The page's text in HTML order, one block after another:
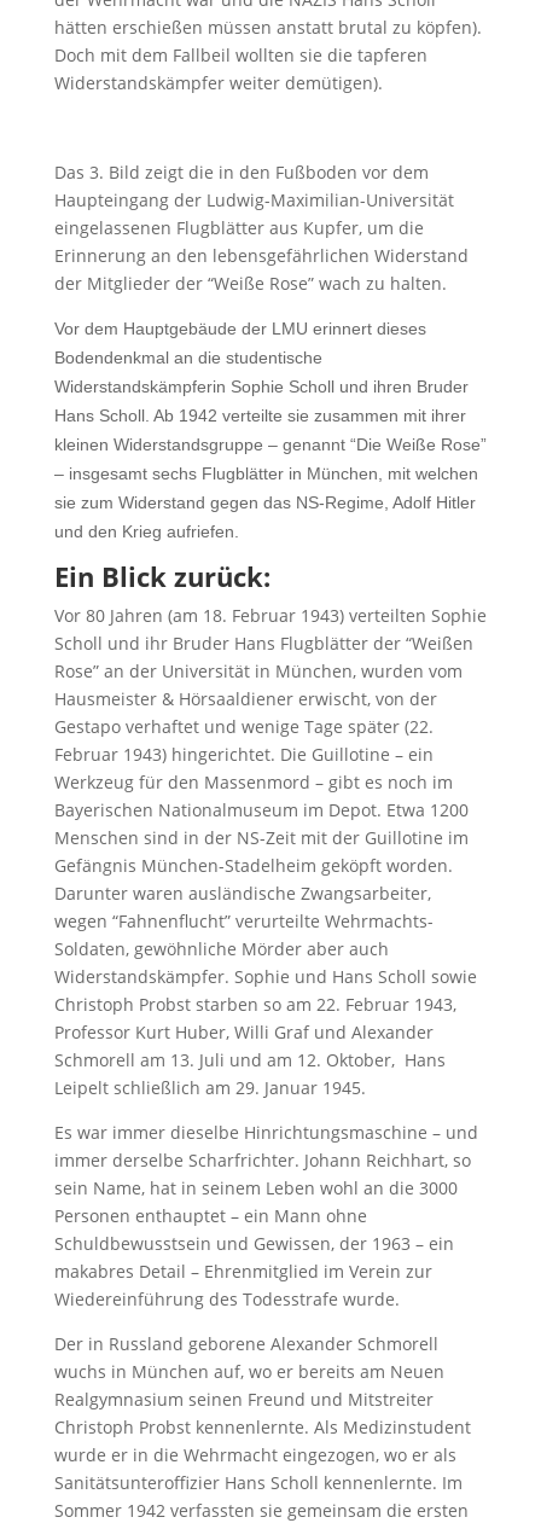
hätten erschießen müssen anstatt brutal zu köpfen).
Doch mit dem Fallbeil wollten sie die tapferen
Widerstandskämpfer weiter demütigen).
Das 3. Bild zeigt die in den Fußboden vor dem
Haupteingang der Ludwig-Maximilian-Universität
eingelassenen Flugblätter aus Kupfer, um die
Erinnerung an den lebensgefährlichen Widerstand
der Mitglieder der “Weiße Rose” wach zu halten.
Vor dem Hauptgebäude der LMU erinnert dieses
Bodendenkmal an die studentische
Widerstandskämpferin Sophie Scholl und ihren Bruder
Hans Scholl. Ab 1942 verteilte sie zusammen mit ihrer
kleinen Widerstandsgruppe – genannt “Die Weiße Rose”
– insgesamt sechs Flugblätter in München, mit welchen
sie zum Widerstand gegen das NS-Regime, Adolf Hitler
und den Krieg aufriefen.
Ein Blick zurück:
Vor 80 Jahren (am 18. Februar 1943) verteilten Sophie
Scholl und ihr Bruder Hans Flugblätter der “Weißen
Rose” an der Universität in München, wurden vom
Hausmeister & Hörsaaldiener erwischt, von der
Gestapo verhaftet und wenige Tage später (22.
Februar 1943) hingerichtet. Die Guillotine – ein
Werkzeug für den Massenmord – gibt es noch im
Bayerischen Nationalmuseum im Depot. Etwa 1200
Menschen sind in der NS-Zeit mit der Guillotine im
Gefängnis München-Stadelheim geköpft worden.
Darunter waren ausländische Zwangsarbeiter,
wegen “Fahnenflucht” verurteilte Wehrmachts-
Soldaten, gewöhnliche Mörder aber auch
Widerstandskämpfer. Sophie und Hans Scholl sowie
Christoph Probst starben so am 22. Februar 1943,
Professor Kurt Huber, Willi Graf und Alexander
Schmorell am 13. Juli und am 12. Oktober, Hans
Leipelt schließlich am 29. Januar 1945.
Es war immer dieselbe Hinrichtungsmaschine – und
immer derselbe Scharfrichter. Johann Reichhart, so
sein Name, hat in seinem Leben wohl an die 3000
Personen enthauptet – ein Mann ohne
Schuldbewusstsein und Gewissen, der 1963 – ein
makabres Detail – Ehrenmitglied im Verein zur
Wiedereinführung des Todesstrafe wurde.
Der in Russland geborene Alexander Schmorell
wuchs in München auf, wo er bereits am Neuen
Realgymnasium seinen Freund und Mitstreiter
Christoph Probst kennenlernte. Als Medizinstudent
wurde er in die Wehrmacht eingezogen, wo er als
Sanitätsunteroffizier Hans Scholl kennenlernte. Im
Sommer 1942 verfassten sie gemeinsam die ersten